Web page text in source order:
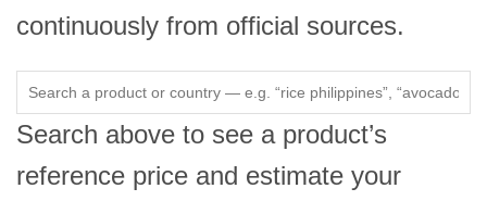
continuously from official sources.
Search above to see a product’s
reference price and estimate your